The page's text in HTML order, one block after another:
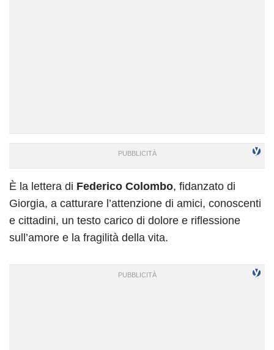
È la lettera di Federico Colombo, fidanzato di
Giorgia, a catturare l’attenzione di amici, conoscenti
e cittadini, un testo carico di dolore e riflessione
sull’amore e la fragilità della vita.